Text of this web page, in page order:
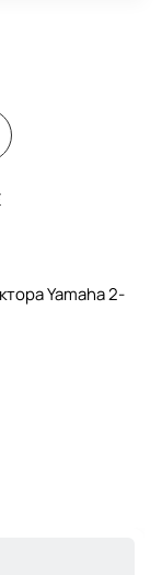
Yamaha 2-